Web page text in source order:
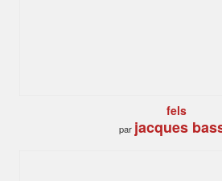
fels
par jacques